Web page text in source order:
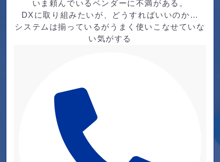
いま頼んでいるベンダーに不満がある。
DXに取り組みたいが、どうすればいいのか…
システムは揃っているがうまく使いこなせていな
い気がする